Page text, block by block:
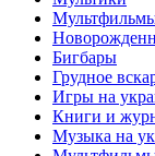
Бигбары
Грудное
Игры на
Книги и
Музыка на